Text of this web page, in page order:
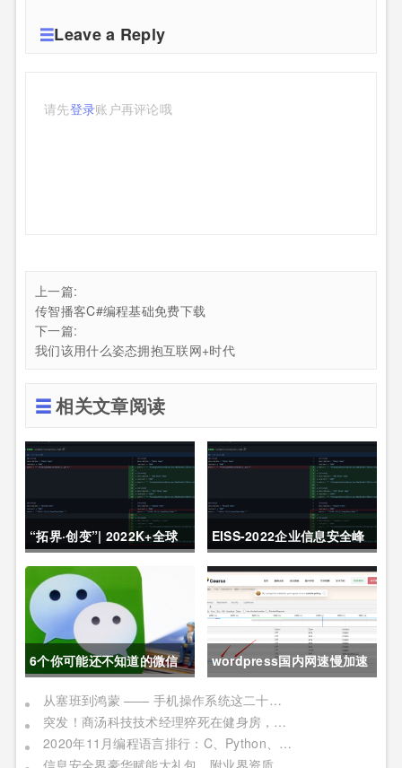
Leave a Reply
请先登录账户再评论哦
上一篇:
传智播客C#编程基础免费下载
下一篇:
我们该用什么姿态拥抱互联网+时代
相关文章阅读
“拓界·创变”| 2022K+全球
软件研发行业创新峰会上海
站敬请期待！
EISS-2022企业信息安全峰
会之深圳站 10月28日成功
举办
6个你可能还不知道的微信
冷知识，每一个都令人相见
恨晚
wordpress国内网速慢加速
及防DDOS攻击快速CF切换
教程
从塞班到鸿蒙 —— 手机操作系统这二十年历程
突发！商汤科技技术经理猝死在健身房，网友：996福报何时是个头
2020年11月编程语言排行：C、Python、Java